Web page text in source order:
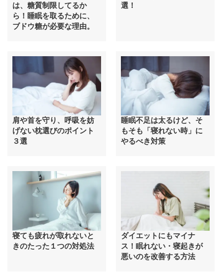
は、糖質制限してるか
ら！睡眠を取るために、
ブドウ糖が必要な理由。
選！
肩や首を守り、呼吸を妨
げない枕選びのポイント
３選
睡眠不足は太るけど、そ
もそも「寝れない時」に
やるべき対策
寝ても疲れが取れないと
きのたった１つの対処法
ダイエットにもマイナ
ス！眠れない・寝起きが
悪いのを改善する方法